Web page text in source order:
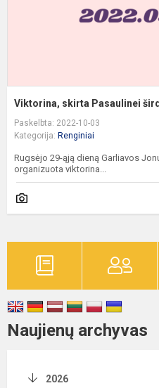
Viktorina, skirta Pasaulinei
Paskelbta: 2022-10-03
Kategorija: Renginiai
Rugsėjo 29-ąją dieną Garliavos
organizuota viktorina...
Naujienų archyvas
2026